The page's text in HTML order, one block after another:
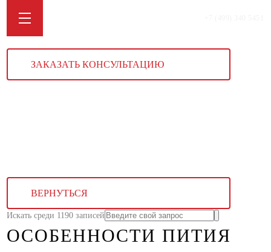
ЗАКАЗАТЬ КОНСУЛЬТАЦИЮ
ВЕРНУТЬСЯ
Искать среди 1190 записей
ОСОБЕННОСТИ ПИТИЯ